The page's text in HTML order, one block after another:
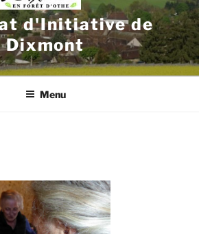
d'Initiative de
Dixmont
Menu